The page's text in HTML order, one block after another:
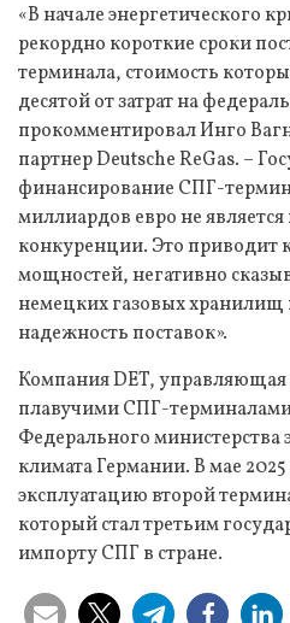
«В начале энергетического
рекордно короткие сроки
терминала, стоимость
десятой от затрат на
прокомментировал Инго
партнер Deutsche ReGas. –
финансирование СПГ-
миллиардов евро не
конкуренции. Это приводит
мощностей, негативно
немецких газовых хранилищ
надежность поставок».
Компания DET,
плавучими СПГ-
Федерального
климата Германии. В мае
эксплуатацию второй
который стал третьим
импорту СПГ в стране.